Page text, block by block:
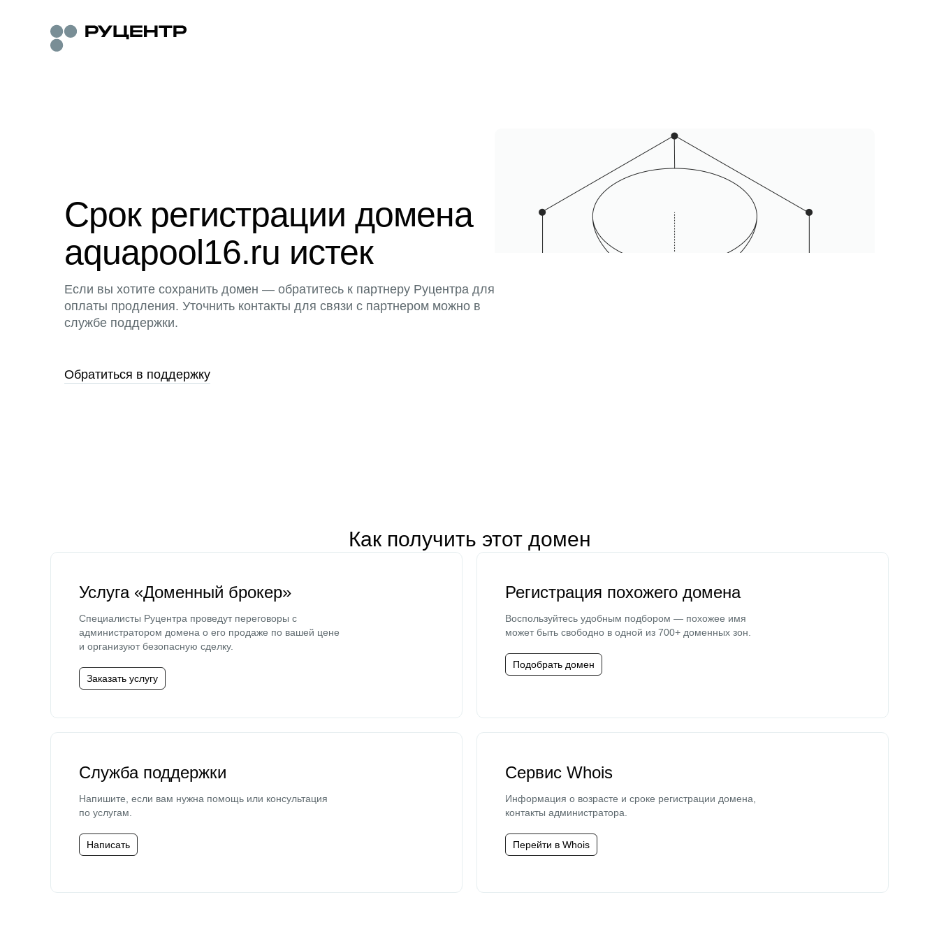
Срок регистрации домена
aquapool16.ru истек
Если вы хотите сохранить домен — обратитесь к партнеру Руцентра для
оплаты продления. Уточнить контакты для связи с партнером можно в
службе поддержки.
Обратиться в поддержку
Как получить этот домен
Услуга «Доменный брокер»
Специалисты Руцентра проведут переговоры с
администратором домена о его продаже по вашей цене
и организуют безопасную сделку.
Заказать услугу
Регистрация похожего домена
Воспользуйтесь удобным подбором — похожее имя
может быть свободно в одной из 700+ доменных зон.
Подобрать домен
Служба поддержки
Напишите, если вам нужна помощь или консультация
по услугам.
Написать
Сервис Whois
Информация о возрасте и сроке регистрации домена,
контакты администратора.
Перейти в Whois